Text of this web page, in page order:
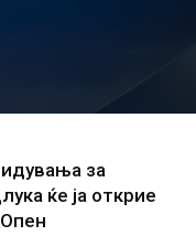
за
ќе ја открие